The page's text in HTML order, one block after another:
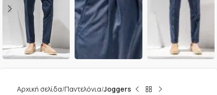
Αρχική σελίδα Παντελόνια Joggers